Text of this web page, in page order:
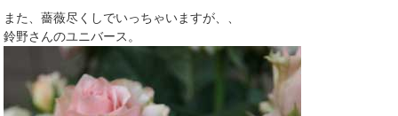
また、薔薇尽くしでいっちゃいますが、、
鈴野さんのユニバース。